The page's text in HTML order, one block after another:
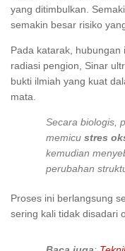
yang ditimbulkan.
semakin besar risiko
Pada katarak,
radiasi pengion, Sinar
bukti ilmiah yang kuat
mata.
Secara biologis,
memicu stres
kemudian
perubahan
Proses ini berlangsung
sering kali tidak disadari